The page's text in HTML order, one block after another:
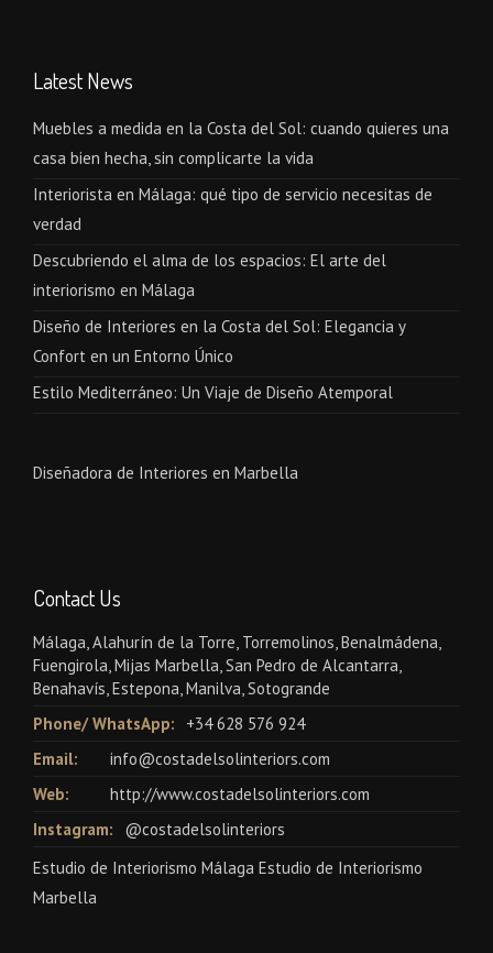
Latest News
Muebles a medida en la Costa del Sol: cuando quieres una
casa bien hecha, sin complicarte la vida
Interiorista en Málaga: qué tipo de servicio necesitas de
verdad
Descubriendo el alma de los espacios: El arte del
interiorismo en Málaga
Diseño de Interiores en la Costa del Sol: Elegancia y
Confort en un Entorno Único
Estilo Mediterráneo: Un Viaje de Diseño Atemporal
Diseñadora de Interiores en Marbella
Contact Us
Málaga, Alahurín de la Torre, Torremolinos, Benalmádena,
Fuengirola, Mijas Marbella, San Pedro de Alcantarra,
Benahavís, Estepona, Manilva, Sotogrande
Phone/ WhatsApp:
+34 628 576 924
Email:
info@costadelsolinteriors.com
Web:
http://www.costadelsolinteriors.com
Instagram:
@costadelsolinteriors
Estudio de Interiorismo Málaga Estudio de Interiorismo
Marbella